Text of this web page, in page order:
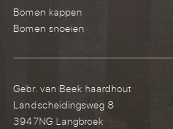
Bomen kappen
Bomen snoeien
Gebr. van Beek haardhout
Landscheidingsweg 8
3947NG Langbroek